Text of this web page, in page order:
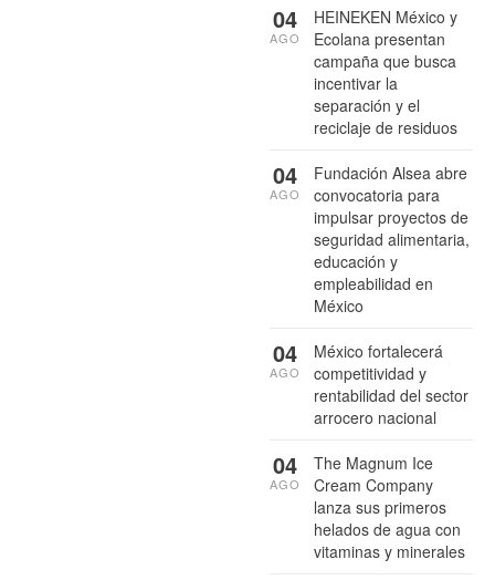
HEINEKEN México y
Ecolana presentan
campaña que busca
incentivar la
separación y el
reciclaje de residuos
04
AGO
Fundación Alsea abre
convocatoria para
impulsar proyectos de
seguridad alimentaria,
educación y
empleabilidad en
México
04
AGO
México fortalecerá
competitividad y
rentabilidad del sector
arrocero nacional
04
AGO
The Magnum Ice
Cream Company
lanza sus primeros
helados de agua con
vitaminas y minerales
04
AGO